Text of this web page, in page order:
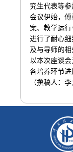
究生代表等
会议伊始，
案、教学运
进行了耐心
及与导师的
以本次座谈
各培养环节
（撰稿人：